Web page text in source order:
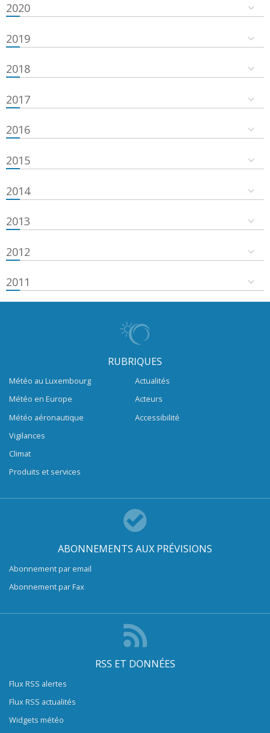
2020
2019
2018
2017
2016
2015
2014
2013
2012
2011
RUBRIQUES
Météo au Luxembourg
Météo en Europe
Météo aéronautique
Vigilances
Climat
Produits et services
Actualités
Acteurs
Accessibilité
ABONNEMENTS AUX PRÉVISIONS
Abonnement par email
Abonnement par Fax
RSS ET DONNÉES
Flux RSS alertes
Flux RSS actualités
Widgets météo